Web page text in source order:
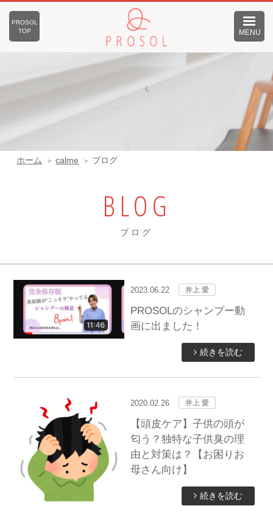
MENU
PROSOL
TOP
ホーム calme ブログ
BLOG
ブログ
2023.06.22 井上 愛
PROSOLのシャンプー動
画に出ました！
続きを読む
2020.02.26 井上 愛
【頭皮ケア】子供の頭が
匂う？独特な子供臭の理
由と対策は？【お困りお
母さん向け】
続きを読む